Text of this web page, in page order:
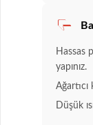
Hassas
yapınız.
Ağartıcı
Düşük